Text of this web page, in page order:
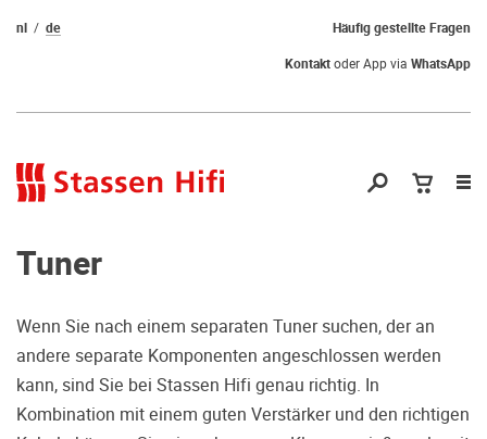
Qual der Wahl?
Warum kommen Sie nicht vorbei und
Häufig gestellte Fragen
nl
de
Kontaktoder App via WhatsApp
Tuner
Wenn Sie nach einem separaten Tuner suchen, der an
andere separate Komponenten angeschlossen werden
kann, sind Sie bei Stassen Hifi genau richtig. In
Kombination mit einem guten Verstärker und den richtigen